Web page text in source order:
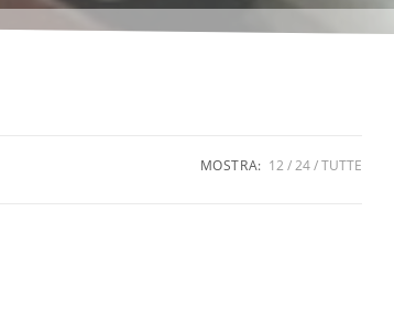
MOSTRA: 12 24 TUTTE